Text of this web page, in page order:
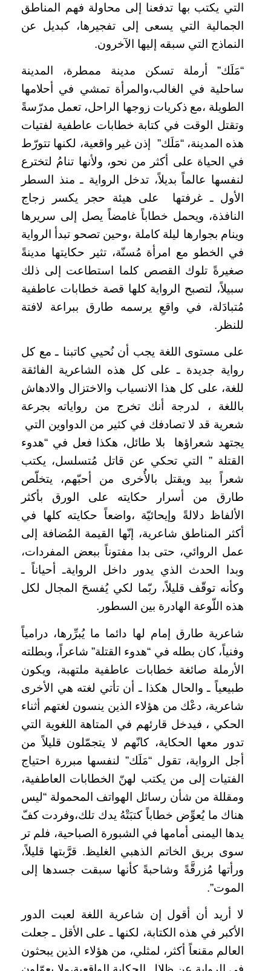
التي يكتب بها تدفعنا إلى محاولة فهم المناطق
الجمالية التي يسعى إلى تفجيرها، كبديل عن
النماذج التي سبقه إليها الآخرون.
“مَلَك” أرملة تسكن مدينة ممطرة، المدينة
ساحلية في الغالب،والمرأة تمشي في أحلامها
الطويلة ،مع ذكريات زوجها الراحل، تعمل مدرّسةً
وتقتل الوقت في كتابة خطابات عاطفية لفتيات
هذه المدينة، “مَلَك”
إذن غير واقعية، لكنها تتورّط
في الحياة على أكثر من نحو، ولأنها تنامُ لتخترع
لنفسها عالماً بديلاً، تدخل الرواية ـ منذ السطر
الأول ـ غرفتها
على هيئة حجر يكسر زجاج
النافذة، ويحمل خطاباً غامضاً يصل إلى سريرها
وينام بجوارها ليلة كاملة ،وحين تصحو تبدأ الرواية
في الخطو مع امرأة مُسنّة، تثير حكايتها مدينةً
صغيرةً تلوك القصص كلما استطاعت إلى ذلك
سبيلاً، لتصبح الرواية كلها قصة خطابات عاطفية
مُتبادَلة، في واقعِ يرسمه طارق ببراعة لافتة
للنظر.
على مستوى اللغة يجب أن نُحيي كاتبنا ـ مع كل
رواية جديدة ـ على كل هذه الشاعرية الفائقة
للغة، على كل هذا الانسياب والاختزال والادهاش
باللغة ، لدرجة أنك تخرج من رواياته بجرعة
شعرية قد لا تصادفك في كثير من الدواوين التي
يجتهد شعراؤها
بلا طائل، هكذا فعل في “هدوء
القتلة ” التي تحكي عن قاتل مُتسلسل، يكتب
شعراً بيد ويقتل بالأُخرى من أحبّهم، يتخلّص
طارق من أسرار حكايته على الورق بأكثر
الألفاظ دلالةً وإيحائيّة ،واضعاً حكايته كلها في
أكثر المناطق شاعرية، إنّها القيمة المُضافة إلى
عمل الروائي، حتى بدا مفتوناً ببعض المفردات،
وبدا الحدث الذي يدور داخل الروايةـ أحياناً ـ
وكأنه توقّف قليلاً، ربّما لكي يُفسحَ المجال لكل
هذه اللّوعة الهادرة بين السطور.
شاعرية طارق إمام لها دائما ما يُبرِّرها، درامياً
وفنياً، كان بطله في “هدوء القتلة” شاعراً، وبطلته
الأرملة صائغة خطابات عاطفية ملتهبة، ويكون
طبيعياً ـ والحال هكذا ـ أن تأتي لغته هي الأخرى
شاعرية، دعْك من هؤلاء الذين ينسون لغتهم أثناء
الحكي ، فيدخل قارئهم في المتاهة اللغوية التي
تدور معها الحكاية، كانّهم لا يتجمّلون قليلاً من
أجل الرواية، تقول “مَلَك” لنفسها مبررة احتياج
الفتيات إلى من يكتب لهنّ الخطابات العاطفية،
ومقللة من شأن رسائل الهواتف المحمولة “ليس
هناك ما يُعوِّض خطاباً كتبَتْهُ يدك تلك،وفردت كفّ
يدها اليمنى أمامها في الشبورة الصباحية، فلم تر
سوى بريق الخاتم الذهبي الغليظ. قرَّبتها قليلاً،
ورأتها مُزرقَّةً وشاحبةً كأنها سبقت جسدها إلى
الموت”.
لا أريد أن أقول إن شاعرية اللغة لعبت الدور
الأكبر في هذه الكتابة، لكنها ـ على الأقل ـ جعلت
العالم مقنعاً أكثر، لمثلي، من هؤلاء الذين يبحثون